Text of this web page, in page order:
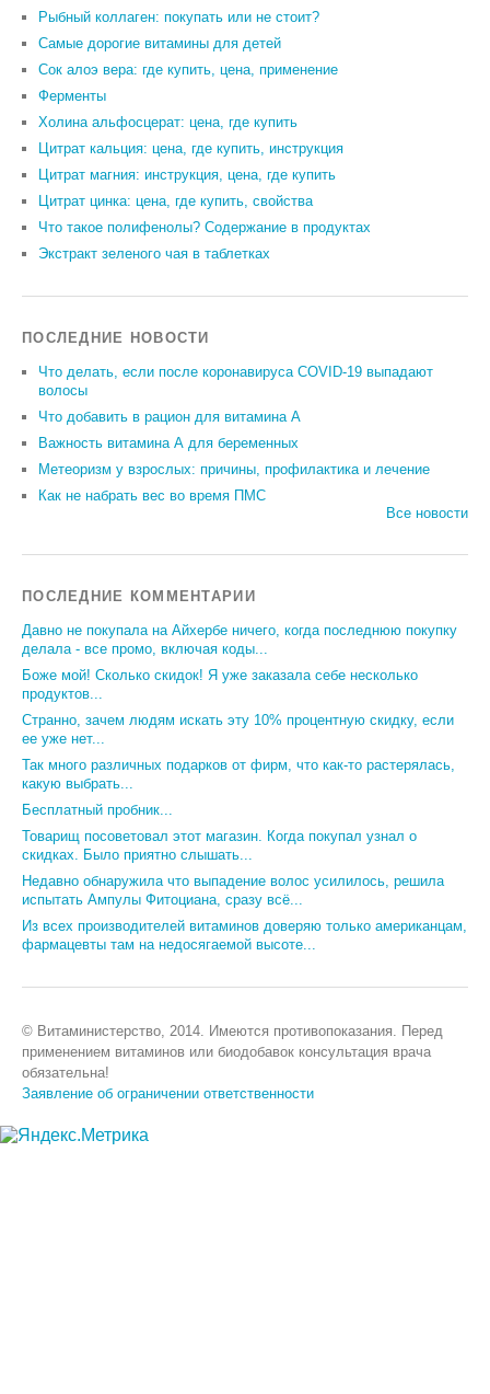
Рыбный коллаген: покупать или не стоит?
Самые дорогие витамины для детей
Сок алоэ вера: где купить, цена, применение
Ферменты
Холина альфосцерат: цена, где купить
Цитрат кальция: цена, где купить, инструкция
Цитрат магния: инструкция, цена, где купить
Цитрат цинка: цена, где купить, свойства
Что такое полифенолы? Содержание в продуктах
Экстракт зеленого чая в таблетках
ПОСЛЕДНИЕ НОВОСТИ
Что делать, если после коронавируса COVID-19 выпадают
волосы
Что добавить в рацион для витамина А
Важность витамина А для беременных
Метеоризм у взрослых: причины, профилактика и лечение
Как не набрать вес во время ПМС
Все новости
ПОСЛЕДНИЕ КОММЕНТАРИИ
Давно не покупала на Айхербе ничего, когда последнюю покупку
делала - все промо, включая коды...
Боже мой! Сколько скидок! Я уже заказала себе несколько
продуктов...
Странно, зачем людям искать эту 10% процентную скидку, если
ее уже нет...
Так много различных подарков от фирм, что как-то растерялась,
какую выбрать...
Бесплатный пробник...
Товарищ посоветовал этот магазин. Когда покупал узнал о
скидках. Было приятно слышать...
Недавно обнаружила что выпадение волос усилилось, решила
испытать Ампулы Фитоциана, сразу всё...
Из всех производителей витаминов доверяю только американцам,
фармацевты там на недосягаемой высоте...
© Витаминистерство, 2014. Имеются противопоказания. Перед
применением витаминов или биодобавок консультация врача
обязательна!
Заявление об ограничении ответственности